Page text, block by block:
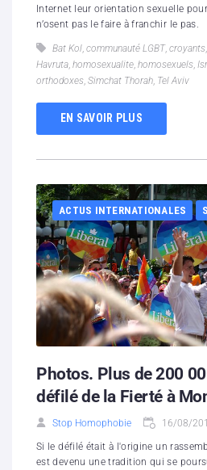
Internet leur orientation sexuelle
n’osent pas le faire à franchir le pas.
Bat Kol communauté LGBT, croyants
Havruta homosexualite homosexuels
orthodoxes Simchat Thorah Tel Aviv
EN SAVOIR PLUS
ACTUS INTERNATIONALES
Photos. Plus de 200
défilé de la Fierté à
Stop Homophobie 16/08/
Si le défilé était à l'origine un
est devenu une tradition qui se